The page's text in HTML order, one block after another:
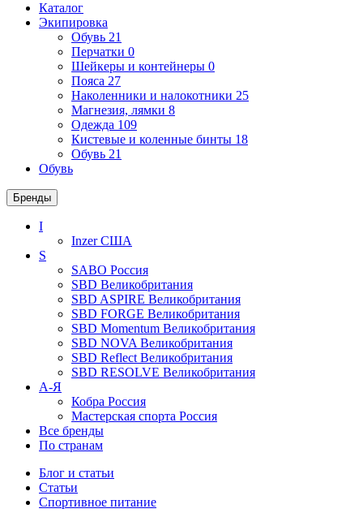
Каталог
Экипировка
Обувь 21
Перчатки 0
Шейкеры и контейнеры 0
Пояса 27
Наколенники и налокотники 25
Магнезия, лямки 8
Одежда 109
Кистевые и коленные бинты 18
Обувь 21
Обувь
Бренды
I
InzerСША
S
SABO Россия
SBD Великобритания
SBD ASPIRE Великобритания
SBD FORGE Великобритания
SBD Momentum Великобритания
SBD NOVA Великобритания
SBD Reflect Великобритания
SBD RESOLVE Великобритания
А-Я
Кобра Россия
Мастерская спорта Россия
Все бренды
По странам
Блог и статьи
Статьи
Спортивное питание